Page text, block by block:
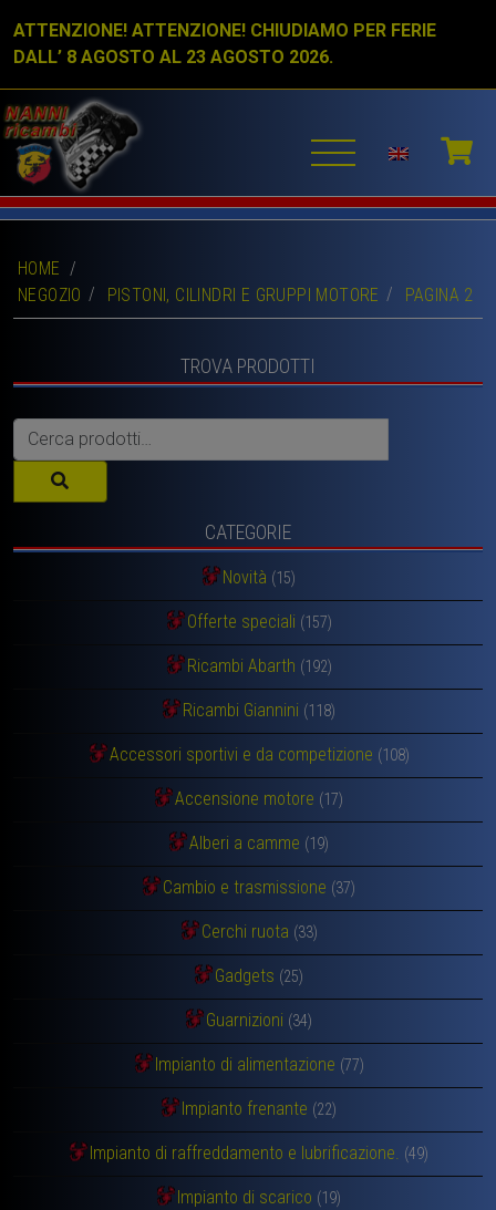
ATTENZIONE! ATTENZIONE! CHIUDIAMO PER FERIE
DALL’ 8 AGOSTO AL 23 AGOSTO 2026.
HOME /
NEGOZIO
PISTONI, CILINDRI E GRUPPI MOTORE PAGINA 2
TROVA PRODOTTI
Cerca:
CATEGORIE
Novità (15)
Offerte speciali (157)
Ricambi Abarth (192)
Ricambi Giannini (118)
Accessori sportivi e da competizione (108)
Accensione motore (17)
Alberi a camme (19)
Cambio e trasmissione (37)
Cerchi ruota (33)
Gadgets (25)
Guarnizioni (34)
Impianto di alimentazione (77)
Impianto frenante (22)
Impianto di raffreddamento e lubrificazione. (49)
Impianto di scarico (19)